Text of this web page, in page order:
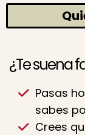
¿Te suena
Pasas
sabes
Crees